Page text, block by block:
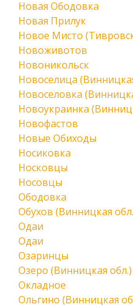
Новая Ободовка
Новая Прилук
Новое Мисто
Новоживотов
Новоникольск
Новоселица
Новоселовка
Новоукраинка
Новофастов
Новые Обиходы
Носиковка
Носковцы
Носовцы
Ободовка
Обухов (Винницкая
Одаи
Одаи
Озаринцы
Озеро (Винницкая обл.)
Окладное
Ольгино (Винницкая